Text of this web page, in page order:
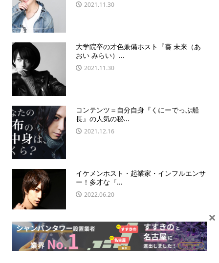
2021.11.30
大学院卒の才色兼備ホスト『葵 未来（あ
おい みらい）...
2021.11.30
コンテンツ＝自分自身『くにーでっぷ船
長』の人気の秘...
2021.12.16
イケメンホスト・起業家・インフルエンサ
ー！多才な『...
2022.06.20
年商３０億！話題のホスト『ディカ ぷり
お』が人気...
×